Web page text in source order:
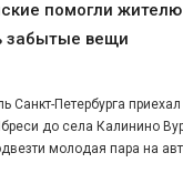
помогли
забытые вещи
Санкт-Петербурга
до села Калинино
молодая пара на